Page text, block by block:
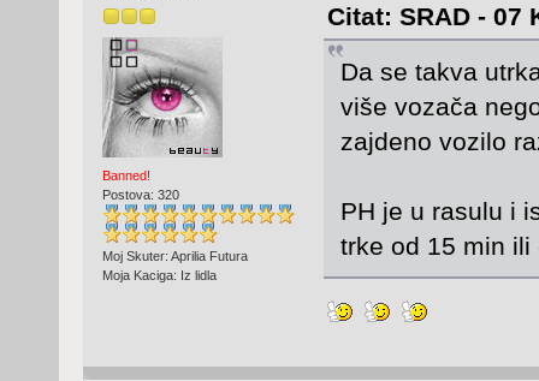
Banned!
Postova: 320
Moj Skuter: Aprilia Futura
Moja Kaciga: Iz lidla
Citat: SRAD - 07
Da se takva
više vozača
zajdeno vozilo
PH je u rasulu i
trke od 15 min